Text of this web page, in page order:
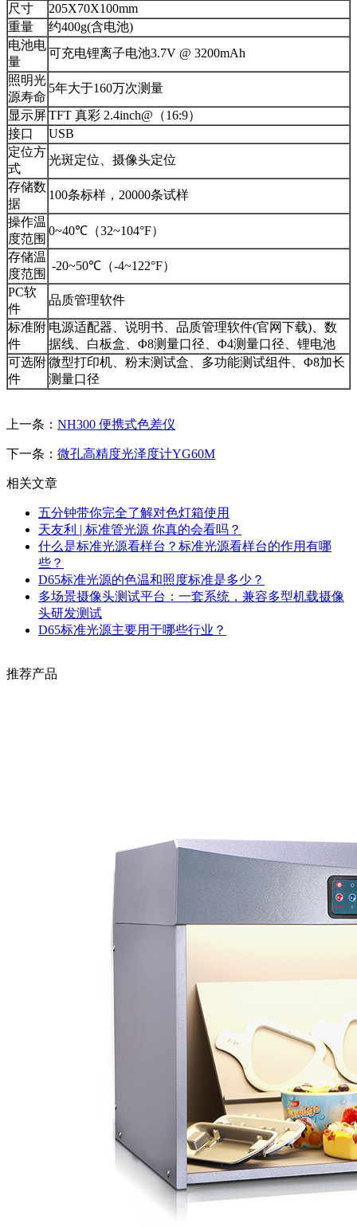
尺寸
205X70X100mm
重量
约400g(含电池)
电池电
量
可充电锂离子电池3.7V @ 3200mAh
照明光
源寿命
5年大于160万次测量
显示屏TFT 真彩 2.4inch@（16:9）
接口
USB
定位方
式
光斑定位、摄像头定位
存储数
据
100条标样，20000条试样
操作温
度范围
0~40℃（32~104°F）
存储温
度范围
-20~50℃（-4~122°F）
PC软
件
品质管理软件
标准附
件
电源适配器、说明书、品质管理软件(官网下载)、数
据线、白板盒、Φ8测量口径、Φ4测量口径、锂电池
可选附
件
微型打印机、粉末测试盒、多功能测试组件、Φ8加长
测量口径
上一条： NH300 便携式色差仪
下一条： 微孔高精度光泽度计YG60M
相关文章
五分钟带你完全了解对色灯箱使用
天友利 | 标准管光源 你真的会看吗？
什么是标准光源看样台？标准光源看样台的作用有哪
些？
D65标准光源的色温和照度标准是多少？
多场景摄像头测试平台：一套系统，兼容多型机载摄像
头研发测试
D65标准光源主要用于哪些行业？
推荐产品